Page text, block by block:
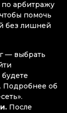
арбитражу
помочь
без лишней
— выбрать
Подробнее об
После